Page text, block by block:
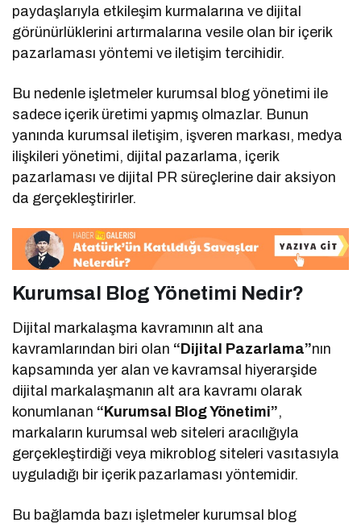
paydaşlarıyla etkileşim kurmalarına ve dijital
görünürlüklerini artırmalarına vesile olan bir içerik
pazarlaması yöntemi ve iletişim tercihidir.
Bu nedenle işletmeler kurumsal blog yönetimi ile
sadece içerik üretimi yapmış olmazlar. Bunun
yanında kurumsal iletişim, işveren markası, medya
ilişkileri yönetimi, dijital pazarlama, içerik
pazarlaması ve dijital PR süreçlerine dair aksiyon
da gerçekleştirirler.
Kurumsal Blog Yönetimi Nedir?
Dijital markalaşma kavramının alt ana
kavramlarından biri olan “Dijital Pazarlama”nın
kapsamında yer alan ve kavramsal hiyerarşide
dijital markalaşmanın alt ara kavramı olarak
konumlanan “Kurumsal Blog Yönetimi”,
markaların kurumsal web siteleri aracılığıyla
gerçekleştirdiği veya mikroblog siteleri vasıtasıyla
uyguladığı bir içerik pazarlaması yöntemidir.
Bu bağlamda bazı işletmeler kurumsal blog